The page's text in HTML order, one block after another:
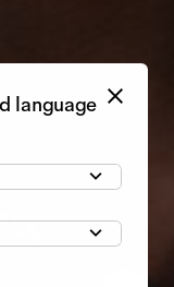
language